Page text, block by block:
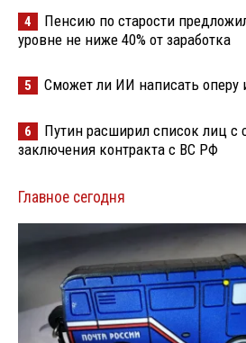
4
Пенсию по старости
уровне не ниже 40% от заработка
5 Сможет ли ИИ написать оперу
6
Путин расширил список лиц с
заключения контракта с ВС РФ
Главное сегодня